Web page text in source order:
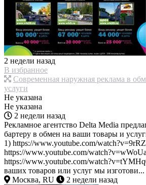
2 недели назад
В избранное
Современная наружная реклама в
услуги
Не указана
Не указана
2 недели назад
Рекламное агентство Delta Media
бартеру в обмен на ваши товары и
1) https://www.youtube.com/
https://www.youtube.com/
https://www.youtube.com/
ваших товаров или услуг мы изготови...
Москва, RU
2 недели назад